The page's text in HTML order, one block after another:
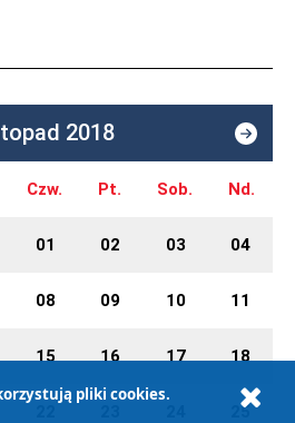
2018
Czw. Pt. Sob. Nd.
01 02 03 04
08 09 10 11
15 16 17 18
25
pliki cookies.